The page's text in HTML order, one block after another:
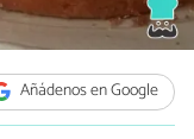
Añádenos en Google